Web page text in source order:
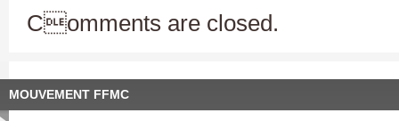
Comments are closed.
MOUVEMENT FFMC